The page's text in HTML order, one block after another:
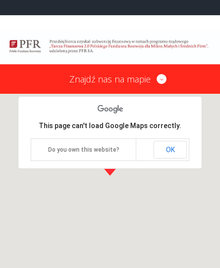
Znajdź nas na mapie
This page can't load Google Maps correctly.
Do you own this website? OK